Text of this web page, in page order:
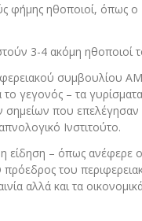
φήμης ηθοποιοί, όπως
3-4 ακόμη ηθοποιοί
συμβουλίου
γεγονός – τα
σημείων που
Ινστιτούτο.
– όπως ανέφερε
του
αλλά και τα